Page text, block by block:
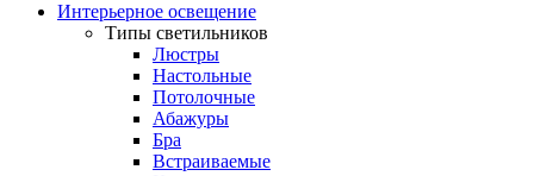
Интерьерное освещение
Типы светильников
Люстры
Настольные
Потолочные
Абажуры
Бра
Встраиваемые